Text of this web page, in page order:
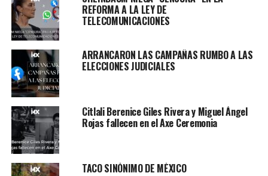
REFORMA A LA LEY DE
TELECOMUNICACIONES
ARRANCARON LAS CAMPAÑAS RUMBO A LAS
ELECCIONES JUDICIALES
Citlali Berenice Giles Rivera y Miguel Ángel
Rojas fallecen en el Axe Ceremonia
TACO SINÓNIMO DE MÉXICO